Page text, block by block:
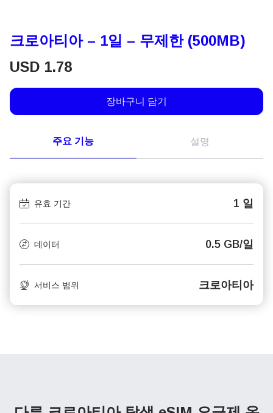
크로아티아 – 1일 – 무제한 (500MB)
USD 1.78
장바구니 담기
주요 기능 설명
유효 기간 1 일
데이터 0.5 GB/일
서비스 범위 크로아티아